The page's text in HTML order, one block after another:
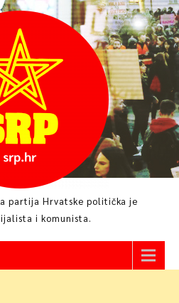
partija Hrvatske politička je
i komunista.